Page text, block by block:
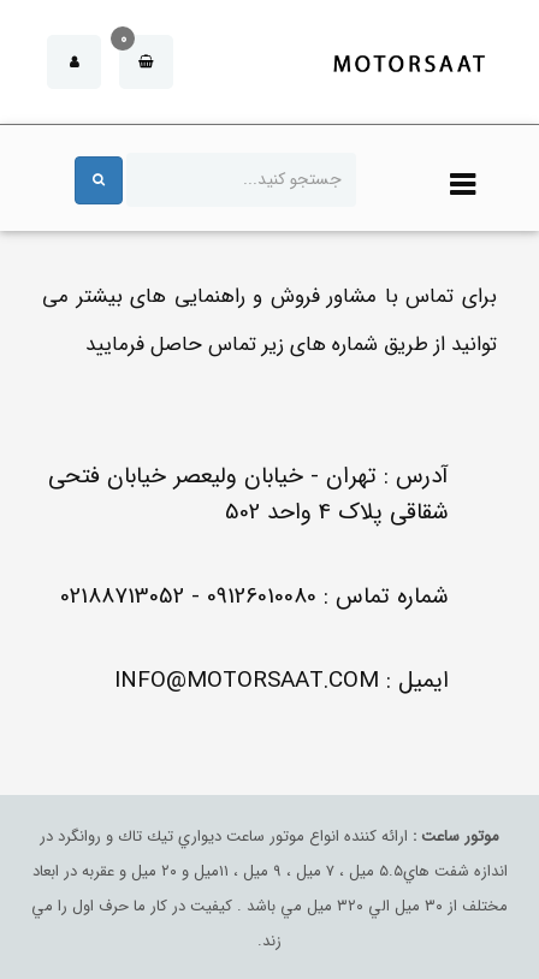
0
برای تماس با مشاور فروش و راهنمایی های بیشتر می
توانید از طریق شماره های زیر تماس حاصل فرمایید
آدرس : تهران - خیابان ولیعصر خیابان فتحی
شقاقی پلاک 4 واحد 502
شماره تماس : 09126010080 - 02188713052
ایمیل : INFO@MOTORSAAT.COM
موتور ساعت : ارائه كننده انواع موتور ساعت ديواري تيك تاك و روانگرد در
اندازه شفت هاي٥.٥ ميل ، ٧ ميل ، ٩ ميل ، ١١ميل و ٢٠ ميل و عقربه در ابعاد
مختلف از ٣٠ ميل الي ٣٢٠ ميل مي باشد . كيفيت در كار ما حرف اول را مي
زند.